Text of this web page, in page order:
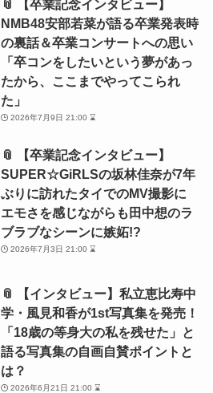
📎 【卒業記念インタビュー】
NMB48安部若菜が語る卒業発表時
の裏話＆卒業コンサートへの思い
「卒コンをしたいという夢があっ
たから、ここまでやってこられ
た」
2026年7月9日 21:00 ⌛
📎 【卒業記念インタビュー】
SUPER☆GiRLSの坂林佳奈が7年
ぶりに訪れたタイでのMV撮影に
エモさを感じながらも田中想のラ
ブラブなシーンに嫉妬!?
2026年7月3日 21:00 ⌛
📎 【インタビュー】私立恵比寿中
学・風見和香が1st写真集を発売！
「18歳の等身大の私を残せた」と
語る写真集の自画自賛ポイントと
は？
2026年6月21日 21:00 ⌛